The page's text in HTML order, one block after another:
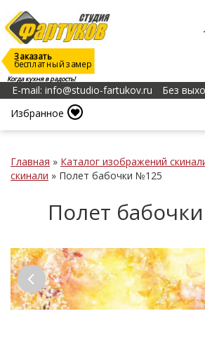
Когда кухня в радость!
Заказать
бесплатный замер
E-mail: info@studio-fartukov.ru
Без
Избранное
Главная » Каталог изображений
скинали » Полет бабочки №125
Полет